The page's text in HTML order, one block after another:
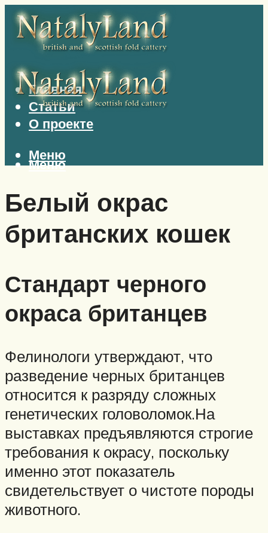
Главная
Статьи
О проекте
Меню
Меню
Белый окрас
британских кошек
Стандарт черного
окраса британцев
Фелинологи утверждают, что
разведение черных британцев
относится к разряду сложных
генетических головоломок.На
выставках предъявляются строгие
требования к окрасу, поскольку
именно этот показатель
свидетельствует о чистоте породы
животного.